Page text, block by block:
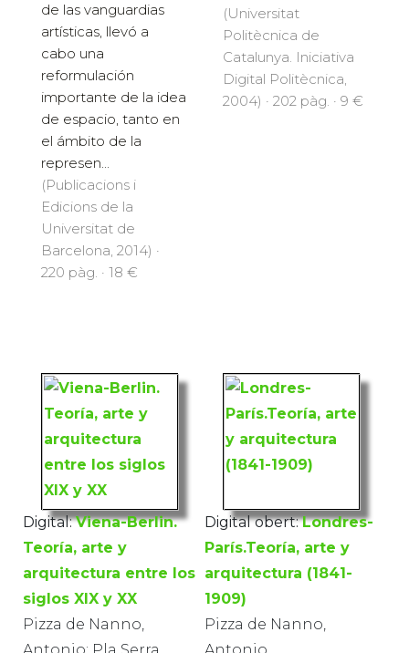
de las vanguardias
artísticas, llevó a
cabo una
reformulación
importante de la idea
de espacio, tanto en
el ámbito de la
represen...
(Publicacions i
Edicions de la
Universitat de
Barcelona, 2014) ·
220 pàg. · 18 €
(Universitat
Politècnica de
Catalunya. Iniciativa
Digital Politècnica,
2004) · 202 pàg. · 9 €
Digital: Viena-Berlin.
Teoría, arte y
arquitectura entre los
siglos XIX y XX
Pizza de Nanno,
Digital obert: Londres-
París.Teoría, arte y
arquitectura (1841-
1909)
Pizza de Nanno,